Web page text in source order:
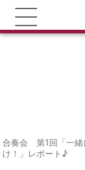
合奏会 第1回「一緒
け！」レポート♪